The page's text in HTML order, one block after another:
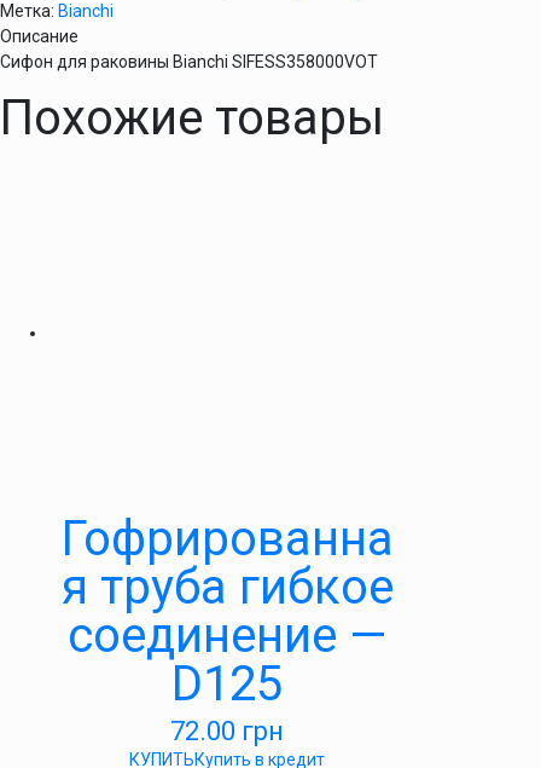
Метка: Bianchi
Описание
Сифон для раковины Bianchi SIFESS358000VOT
Похожие товары
Гофрированна
я труба гибкое
соединение —
D125
72.00 грн
КУПИТЬКупить в кредит